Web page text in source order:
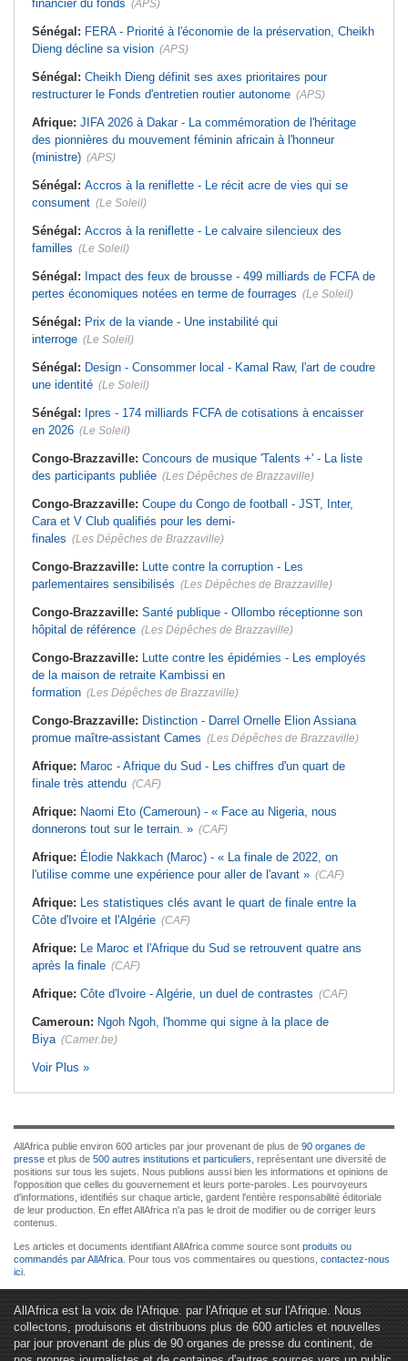
financier du fonds (APS)
Sénégal: FERA - Priorité à l'économie de la préservation, Cheikh
Dieng décline sa vision (APS)
Sénégal: Cheikh Dieng définit ses axes prioritaires pour
restructurer le Fonds d'entretien routier autonome (APS)
Afrique: JIFA 2026 à Dakar - La commémoration de l'héritage
des pionnières du mouvement féminin africain à l'honneur
(ministre) (APS)
Sénégal: Accros à la reniflette - Le récit acre de vies qui se
consument (Le Soleil)
Sénégal: Accros à la reniflette - Le calvaire silencieux des
familles (Le Soleil)
Sénégal: Impact des feux de brousse - 499 milliards de FCFA de
pertes économiques notées en terme de fourrages (Le Soleil)
Sénégal: Prix de la viande - Une instabilité qui
interroge (Le Soleil)
Sénégal: Design - Consommer local - Kamal Raw, l'art de coudre
une identité (Le Soleil)
Sénégal: Ipres - 174 milliards FCFA de cotisations à encaisser
en 2026 (Le Soleil)
Congo-Brazzaville: Concours de musique 'Talents +' - La liste
des participants publiée (Les Dépêches de Brazzaville)
Congo-Brazzaville: Coupe du Congo de football - JST, Inter,
Cara et V Club qualifiés pour les demi-
finales (Les Dépêches de Brazzaville)
Congo-Brazzaville: Lutte contre la corruption - Les
parlementaires sensibilisés (Les Dépêches de Brazzaville)
Congo-Brazzaville: Santé publique - Ollombo réceptionne son
hôpital de référence (Les Dépêches de Brazzaville)
Congo-Brazzaville: Lutte contre les épidémies - Les employés
de la maison de retraite Kambissi en
formation (Les Dépêches de Brazzaville)
Congo-Brazzaville: Distinction - Darrel Ornelle Elion Assiana
promue maître-assistant Cames (Les Dépêches de Brazzaville)
Afrique: Maroc - Afrique du Sud - Les chiffres d'un quart de
finale très attendu (CAF)
Afrique: Naomi Eto (Cameroun) - « Face au Nigeria, nous
donnerons tout sur le terrain. » (CAF)
Afrique: Élodie Nakkach (Maroc) - « La finale de 2022, on
l'utilise comme une expérience pour aller de l'avant » (CAF)
Afrique: Les statistiques clés avant le quart de finale entre la
Côte d'Ivoire et l'Algérie (CAF)
Afrique: Le Maroc et l'Afrique du Sud se retrouvent quatre ans
après la finale (CAF)
Afrique: Côte d'Ivoire - Algérie, un duel de contrastes (CAF)
Cameroun: Ngoh Ngoh, l'homme qui signe à la place de
Biya (Camer.be)
Voir Plus »
AllAfrica publie environ 600 articles par jour provenant de plus de 90 organes de
presse et plus de 500 autres institutions et particuliers , représentant une diversité de
positions sur tous les sujets. Nous publions aussi bien les informations et opinions de
l'opposition que celles du gouvernement et leurs porte-paroles. Les pourvoyeurs
d'informations, identifiés sur chaque article, gardent l'entière responsabilité éditoriale
de leur production. En effet AllAfrica n'a pas le droit de modifier ou de corriger leurs
contenus.
Les articles et documents identifiant AllAfrica comme source sont produits ou
commandés par AllAfrica . Pour tous vos commentaires ou questions, contactez-nous
ici
AllAfrica est la voix de l'Afrique. par l'Afrique et sur l'Afrique. Nous
collectons, produisons et distribuons plus de 600 articles et nouvelles
par jour provenant de plus de 90 organes de presse du continent, de